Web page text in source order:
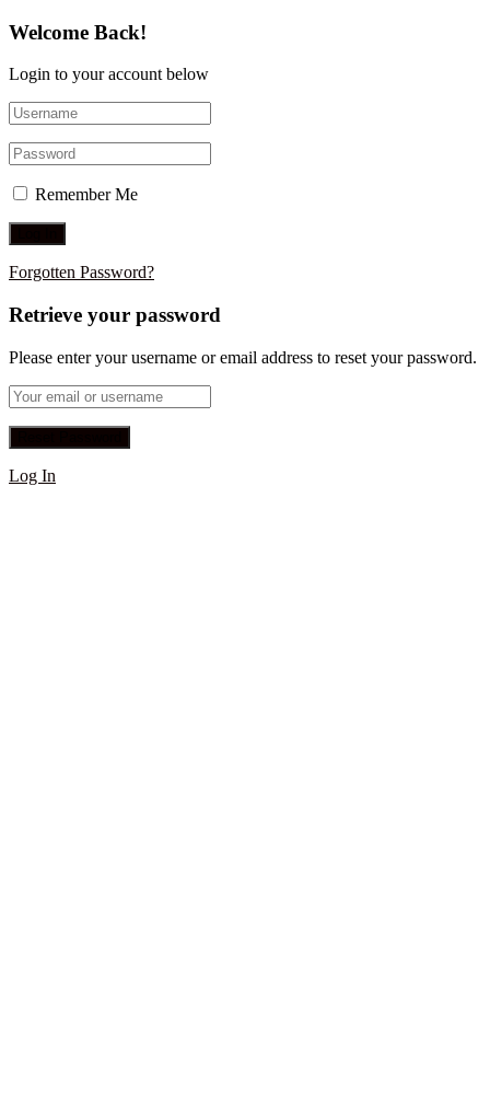
Welcome Back!
Login to your account below
Remember Me
Forgotten Password?
Retrieve your password
Please enter your username or email address to reset your password.
Log In